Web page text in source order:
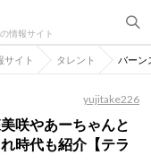
情報サイト
イト タレント バーン
yujitake226
咲やあーちゃんと
時代も紹介【テラ